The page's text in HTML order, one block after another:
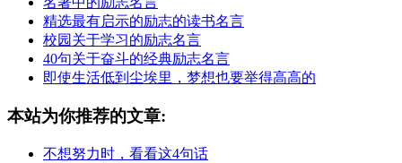
精选最有启示的励志的读书名言
校园关于学习的励志名言
40句关于奋斗的经典励志名言
即使生活低到尘埃里，梦想也要举得高高的
本站为你推荐的文章:
不想努力时，看看这4句话